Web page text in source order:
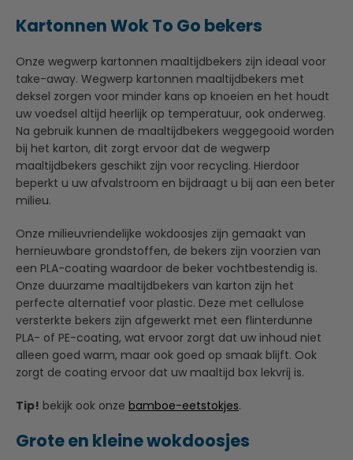
Kartonnen Wok To Go bekers
Onze wegwerp kartonnen maaltijdbekers zijn ideaal voor
take-away. Wegwerp kartonnen maaltijdbekers met
deksel zorgen voor minder kans op knoeien en het houdt
uw voedsel altijd heerlijk op temperatuur, ook onderweg.
Na gebruik kunnen de maaltijdbekers weggegooid worden
bij het karton, dit zorgt ervoor dat de wegwerp
maaltijdbekers geschikt zijn voor recycling. Hierdoor
beperkt u uw afvalstroom en bijdraagt u bij aan een beter
milieu.
Onze milieuvriendelijke wokdoosjes zijn gemaakt van
hernieuwbare grondstoffen, de bekers zijn voorzien van
een PLA-coating waardoor de beker vochtbestendig is.
Onze duurzame maaltijdbekers van karton zijn het
perfecte alternatief voor plastic. Deze met cellulose
versterkte bekers zijn afgewerkt met een flinterdunne
PLA- of PE-coating, wat ervoor zorgt dat uw inhoud niet
alleen goed warm, maar ook goed op smaak blijft. Ook
zorgt de coating ervoor dat uw maaltijd box lekvrij is.
Tip! bekijk ook onze bamboe-eetstokjes.
Grote en kleine wokdoosjes